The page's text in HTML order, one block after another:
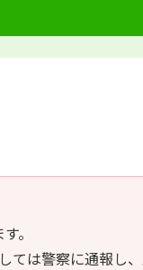
。
ては警察に通報し